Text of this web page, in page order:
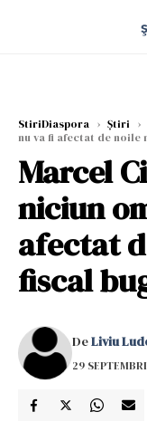
StiriDiaspora › Știri ›
nu va fi afectat de noile
Marcel
niciun
afectat
fiscal
DeLiviu
29